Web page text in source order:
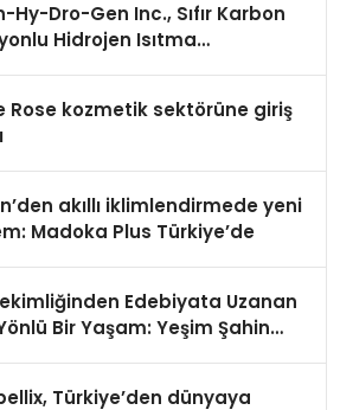
Hy-Dro-Gen Inc., Sıfır Karbon
Hidrojen Isıtma
Rose kozmetik sektörüne giriş
akıllı iklimlendirmede yeni
Madoka Plus Türkiye’de
Edebiyata Uzanan
Bir Yaşam: Yeşim Şahin
Türkiye’den dünyaya